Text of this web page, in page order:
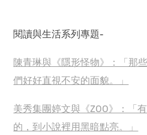
閱讀與生活系列專題-
陳青琳與《隱形怪物》：「那
們好好直視不安的面貌。」
美秀集團婷文與《ZOO》：「
的，到小說裡用黑暗點亮。」